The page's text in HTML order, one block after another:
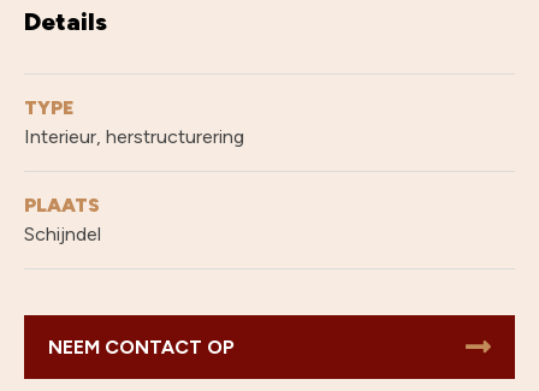
Details
TYPE
Interieur, herstructurering
PLAATS
Schijndel
NEEM CONTACT OP